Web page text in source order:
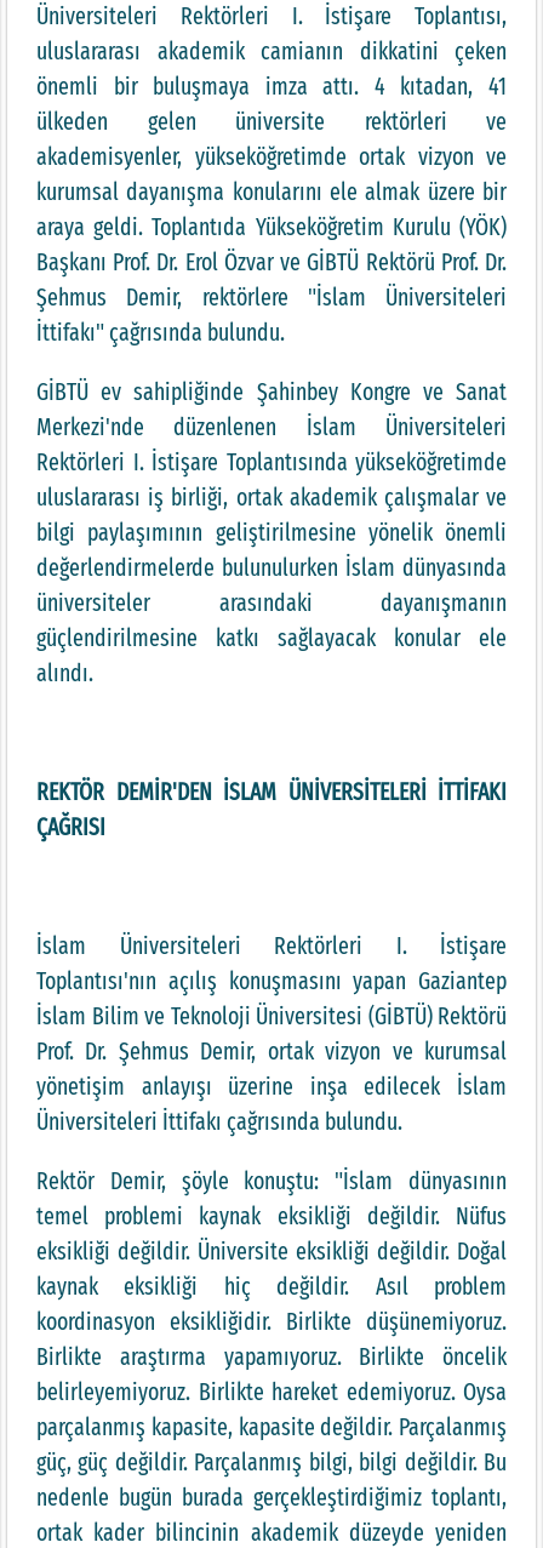
Üniversiteleri Rektörleri I. İstişare Toplantısı,
uluslararası akademik camianın dikkatini çeken
önemli bir buluşmaya imza attı. 4 kıtadan, 41
ülkeden gelen üniversite rektörleri ve
akademisyenler, yükseköğretimde ortak vizyon ve
kurumsal dayanışma konularını ele almak üzere bir
araya geldi. Toplantıda Yükseköğretim Kurulu (YÖK)
Başkanı Prof. Dr. Erol Özvar ve GİBTÜ Rektörü Prof. Dr.
Şehmus Demir, rektörlere "İslam Üniversiteleri
İttifakı" çağrısında bulundu.
GİBTÜ ev sahipliğinde Şahinbey Kongre ve Sanat
Merkezi'nde düzenlenen İslam Üniversiteleri
Rektörleri I. İstişare Toplantısında yükseköğretimde
uluslararası iş birliği, ortak akademik çalışmalar ve
bilgi paylaşımının geliştirilmesine yönelik önemli
değerlendirmelerde bulunulurken İslam dünyasında
üniversiteler arasındaki dayanışmanın
güçlendirilmesine katkı sağlayacak konular ele
alındı.
REKTÖR DEMİR'DEN İSLAM ÜNİVERSİTELERİ İTTİFAKI
ÇAĞRISI
İslam Üniversiteleri Rektörleri I. İstişare
Toplantısı'nın açılış konuşmasını yapan Gaziantep
İslam Bilim ve Teknoloji Üniversitesi (GİBTÜ) Rektörü
Prof. Dr. Şehmus Demir, ortak vizyon ve kurumsal
yönetişim anlayışı üzerine inşa edilecek İslam
Üniversiteleri İttifakı çağrısında bulundu.
Rektör Demir, şöyle konuştu: "İslam dünyasının
temel problemi kaynak eksikliği değildir. Nüfus
eksikliği değildir. Üniversite eksikliği değildir. Doğal
kaynak eksikliği hiç değildir. Asıl problem
koordinasyon eksikliğidir. Birlikte düşünemiyoruz.
Birlikte araştırma yapamıyoruz. Birlikte öncelik
belirleyemiyoruz. Birlikte hareket edemiyoruz. Oysa
parçalanmış kapasite, kapasite değildir. Parçalanmış
güç, güç değildir. Parçalanmış bilgi, bilgi değildir. Bu
nedenle bugün burada gerçekleştirdiğimiz toplantı,
ortak kader bilincinin akademik düzeyde yeniden